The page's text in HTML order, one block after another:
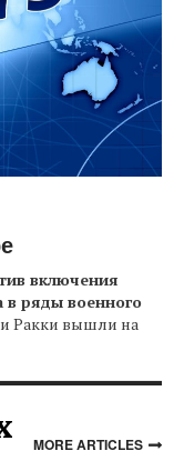
включения
в ряды военного
Ракки вышли на
MORE ARTICLES